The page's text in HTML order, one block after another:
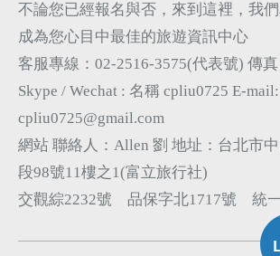
不論您已經報名與否，來到這裡，我
成為您心目中最佳的旅遊資訊中心
客服專線：02-2516-3575(代表號) 傳
Skype / Wechat : 名稱 cpliu0725 E-
cpliu0725@gmail.com
網站 聯絡人：Allen 劉 地址：台北市
段98號11樓之1(富立旅行社)
交觀綜2232號 品保字北1717號 統一